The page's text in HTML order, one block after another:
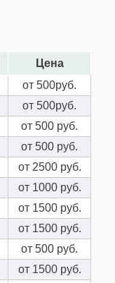
Цена
от 500руб.
от 500руб.
от 500 руб.
от 500 руб.
от 2500 руб.
от 1000 руб.
от 1500 руб.
от 1500 руб.
от 500 руб.
от 1500 руб.